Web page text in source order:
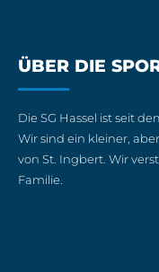
ÜBER DIE
Die SG Hassel ist seit
Wir sind ein kleiner,
von St. Ingbert. Wir
Familie.